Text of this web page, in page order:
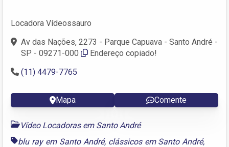
Locadora Vídeossauro
Av das Nações, 2273 - Parque Capuava - Santo André -
SP - 09271-000
Endereço copiado!
(11) 4479-7765
Mapa Comente
Vídeo Locadoras em Santo André
blu ray em Santo André, clássicos em Santo André,